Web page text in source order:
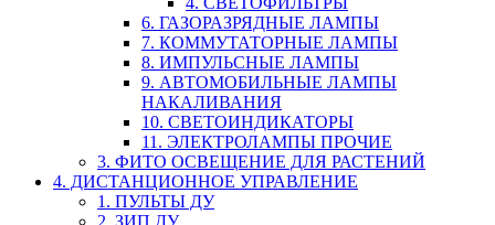
6. ГАЗОРАЗРЯДНЫЕ ЛАМПЫ
7. КОММУТАТОРНЫЕ ЛАМПЫ
8. ИМПУЛЬСНЫЕ ЛАМПЫ
9. АВТОМОБИЛЬНЫЕ ЛАМПЫ
НАКАЛИВАНИЯ
10. СВЕТОИНДИКАТОРЫ
11. ЭЛЕКТРОЛАМПЫ ПРОЧИЕ
3. ФИТО ОСВЕЩЕНИЕ ДЛЯ РАСТЕНИЙ
4. ДИСТАНЦИОННОЕ УПРАВЛЕНИЕ
1. ПУЛЬТЫ ДУ
2. ЗИП ДУ